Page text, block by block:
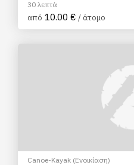
30 λεπτά
από 10.00 € / άτομο
Canoe-Kayak (Ενοικίαση)